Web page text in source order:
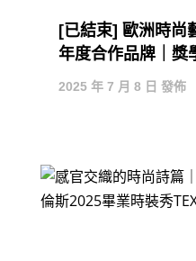
[已結束] 歐洲時尚
年度合作品牌｜獎
2025 年 7 月 8 日 發佈